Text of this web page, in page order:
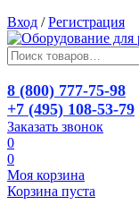
Вход / Регистрация
8 (800) 777-75-98
+7 (495) 108-53-79
Заказать звонок
0
0
Моя корзина
Корзина пуста